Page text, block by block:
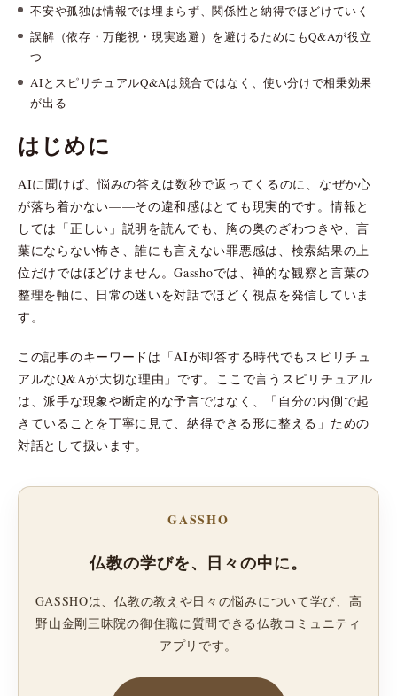
不安や孤独は情報では埋まらず、関係性と納得でほどけていく
誤解（依存・万能視・現実逃避）を避けるためにもQ&Aが役立
つ
AIとスピリチュアルQ&Aは競合ではなく、使い分けで相乗効果
が出る
はじめに
AIに聞けば、悩みの答えは数秒で返ってくるのに、なぜか心
が落ち着かない——その違和感はとても現実的です。情報と
しては「正しい」説明を読んでも、胸の奥のざわつきや、言
葉にならない怖さ、誰にも言えない罪悪感は、検索結果の上
位だけではほどけません。Gasshoでは、禅的な観察と言葉の
整理を軸に、日常の迷いを対話でほどく視点を発信していま
す。
この記事のキーワードは「AIが即答する時代でもスピリチュ
アルなQ&Aが大切な理由」です。ここで言うスピリチュアル
は、派手な現象や断定的な予言ではなく、「自分の内側で起
きていることを丁寧に見て、納得できる形に整える」ための
対話として扱います。
GASSHO
仏教の学びを、日々の中に。
GASSHOは、仏教の教えや日々の悩みについて学び、高
野山金剛三昧院の御住職に質問できる仏教コミュニティ
アプリです。